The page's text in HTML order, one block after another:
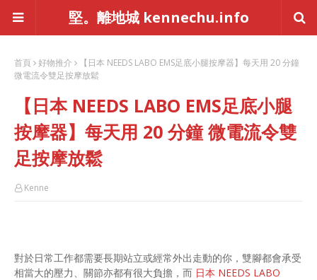
堅。離地城 kennechu.info
首頁 好物推介
【日本 NEEDS LABO EMS足底小腿按摩器】每天用 20 分鐘
微電流令雙足按摩放鬆
【日本 NEEDS LABO EMS足底小腿
按摩器】每天用 20 分鐘 微電流令雙
足按摩放鬆
Kenne
對於日常工作都需要長期站立或經常外出走動的你，雙腳都會承受
相當大的壓力、關節亦都有很大負擔，而 日本 NEEDS LABO